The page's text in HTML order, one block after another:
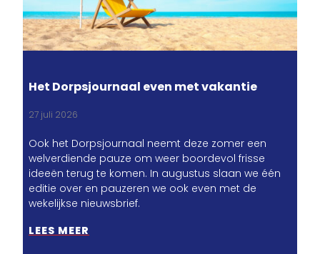
Het Dorpsjournaal even met vakantie
27 juli 2026
Ook het Dorpsjournaal neemt deze zomer een
welverdiende pauze om weer boordevol frisse
ideeën terug te komen. In augustus slaan we één
editie over en pauzeren we ook even met de
wekelijkse nieuwsbrief.
LEES MEER